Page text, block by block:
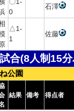
0
石澤
原
△1-
1
佐藤
合(8人制15
公園
結果 備考 得点者